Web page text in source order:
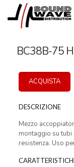
BC38B-75
ACQUISTA
DESCRIZIONE
Mezzo
montaggio su tubi
resistenza. Uso